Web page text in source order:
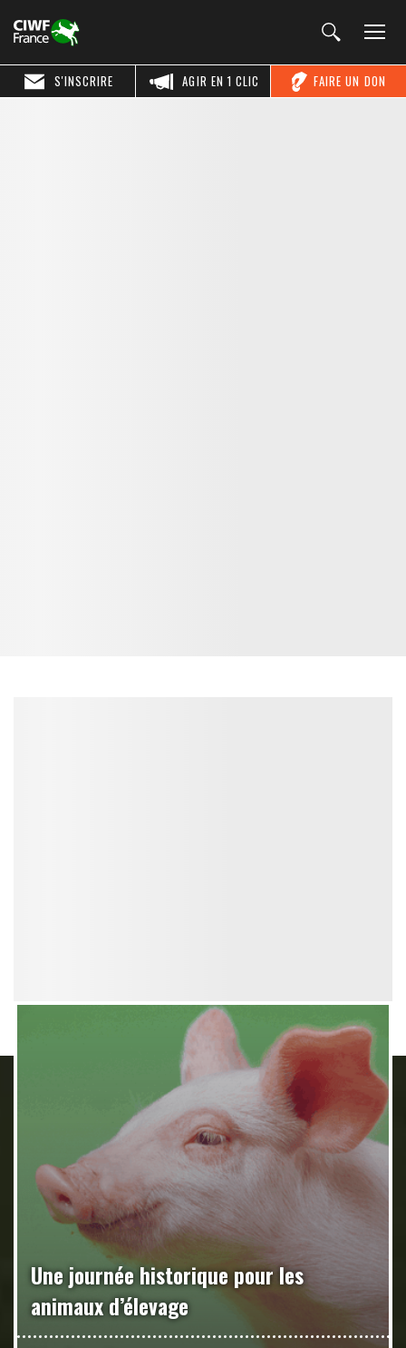
FAIRE UN DON
AGIR EN 1 CLIC
S'INSCRIRE
Une journée historique pour les
animaux d’élevage